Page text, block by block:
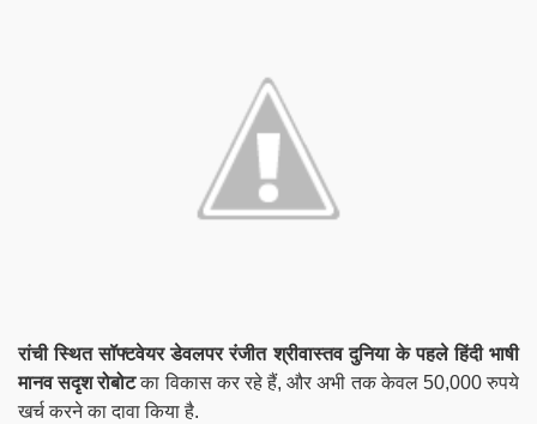
रांची स्थित सॉफ्टवेयर डेवलपर रंजीत श्रीवास्तव दुनिया के पहले हिंदी भाषी
मानव सदृश रोबोटका विकास कर रहे हैं, और अभी तक केवल 50,000 रुपये
खर्च करने का दावा किया है.